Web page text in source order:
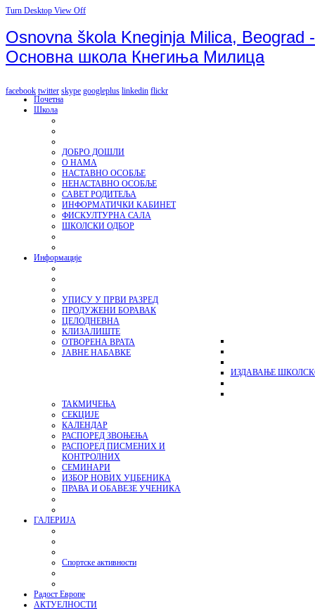
Turn Desktop View Off
Osnovna škola Kneginja Milica, Beograd -
Основна школа Кнегиња Милица
facebook twitter skype googleplus linkedin flickr
Почетна
Школа
ДОБРО ДОШЛИ
О НАМА
НАСТАВНО ОСОБЉЕ
НЕНАСТАВНО ОСОБЉЕ
САВЕТ РОДИТЕЉА
ИНФОРМАТИЧКИ КАБИНЕТ
ФИСКУЛТУРНА САЛА
ШКОЛСКИ ОДБОР
Информације
УПИСУ У ПРВИ РАЗРЕД
ПРОДУЖЕНИ БОРАВАК
ЦЕЛОДНЕВНА
КЛИЗАЛИШТЕ
ОТВОРЕНА ВРАТА
ЈАВНЕ НАБАВКЕ
ИЗДАВАЊЕ
ТАКМИЧЕЊА
СЕКЦИЈЕ
КАЛЕНДАР
РАСПОРЕД ЗВОЊЕЊА
РАСПОРЕД ПИСМЕНИХ И
КОНТРОЛНИХ
СЕМИНАРИ
ИЗБОР НОВИХ УЏБЕНИКА
ПРАВА И ОБАВЕЗЕ УЧЕНИКА
ГАЛЕРИЈА
Спортске активности
Радост Европе
АКТУЕЛНОСТИ